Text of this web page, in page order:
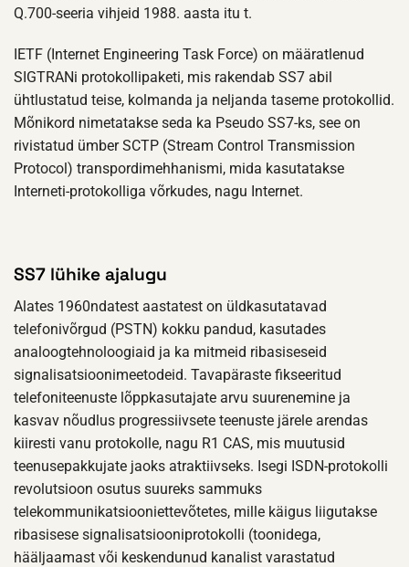
Q.700-seeria vihjeid 1988. aasta itu t.
IETF (Internet Engineering Task Force) on määratlenud
SIGTRANi protokollipaketi, mis rakendab SS7 abil
ühtlustatud teise, kolmanda ja neljanda taseme protokollid.
Mõnikord nimetatakse seda ka Pseudo SS7-ks, see on
rivistatud ümber SCTP (Stream Control Transmission
Protocol) transpordimehhanismi, mida kasutatakse
Interneti-protokolliga võrkudes, nagu Internet.
SS7 lühike ajalugu
Alates 1960ndatest aastatest on üldkasutatavad
telefonivõrgud (PSTN) kokku pandud, kasutades
analoogtehnoloogiaid ja ka mitmeid ribasiseseid
signalisatsioonimeetodeid. Tavapäraste fikseeritud
telefoniteenuste lõppkasutajate arvu suurenemine ja
kasvav nõudlus progressiivsete teenuste järele arendas
kiiresti vanu protokolle, nagu R1 CAS, mis muutusid
teenusepakkujate jaoks atraktiivseks. Isegi ISDN-protokolli
revolutsioon osutus suureks sammuks
telekommunikatsiooniettevõtetes, mille käigus liigutakse
ribasisese signalisatsiooniprotokolli (toonidega,
hääljaamast või keskendunud kanalist varastatud